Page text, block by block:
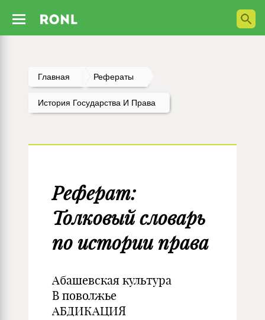
Главная Рефераты
История Государства И Права
Реферат:
Толковый словарь
по истории права
Абашевская культура
В поволжье
АБДИКАЦИЯ